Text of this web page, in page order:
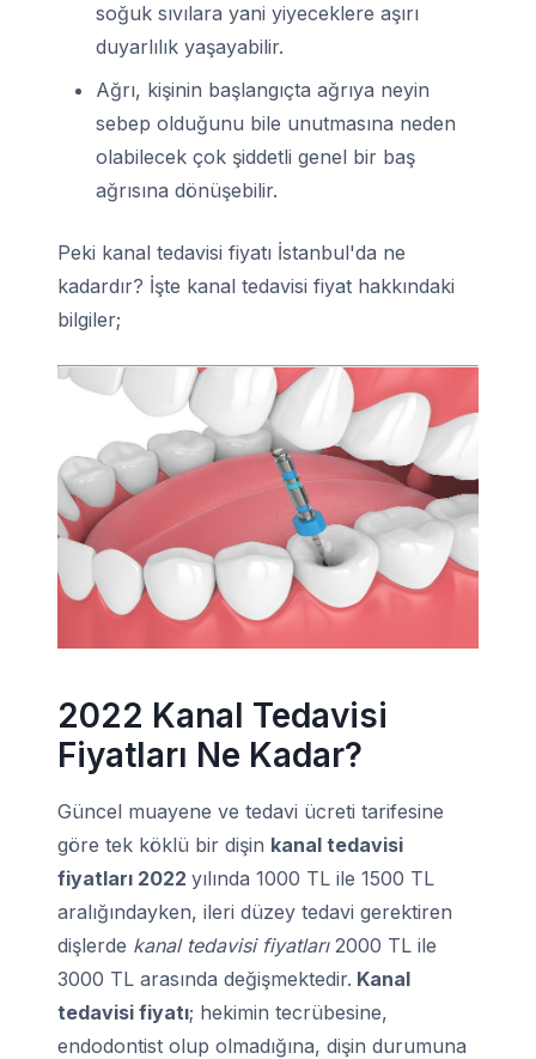
soğuk sıvılara yani yiyeceklere aşırı
duyarlılık yaşayabilir.
Ağrı, kişinin başlangıçta ağrıya neyin
sebep olduğunu bile unutmasına neden
olabilecek çok şiddetli genel bir baş
ağrısına dönüşebilir.
Peki kanal tedavisi fiyatı İstanbul'da ne
kadardır? İşte kanal tedavisi fiyat hakkındaki
bilgiler;
2022 Kanal Tedavisi
Fiyatları Ne Kadar?
Güncel muayene ve tedavi ücreti tarifesine
göre tek köklü bir dişin kanal tedavisi
fiyatları 2022 yılında 1000 TL ile 1500 TL
aralığındayken, ileri düzey tedavi gerektiren
dişlerde kanal tedavisi fiyatları2000 TL ile
3000 TL arasında değişmektedir. Kanal
tedavisi fiyatı; hekimin tecrübesine,
endodontist olup olmadığına, dişin durumuna